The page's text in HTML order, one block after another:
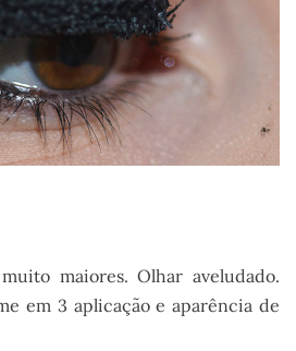
maiores. Olhar aveludado.
em 3 aplicação e aparência de